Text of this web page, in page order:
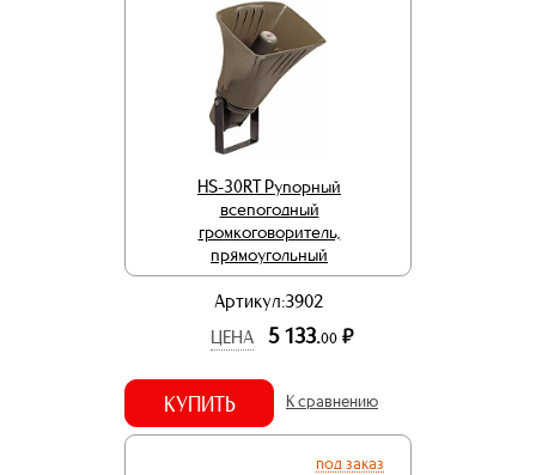
HS-30RT Рупорный
всепогодный
громкоговоритель,
прямоугольный
Артикул:3902
ЦЕНА
5 133.00 р.
КУПИТЬ К сравнению
под заказ